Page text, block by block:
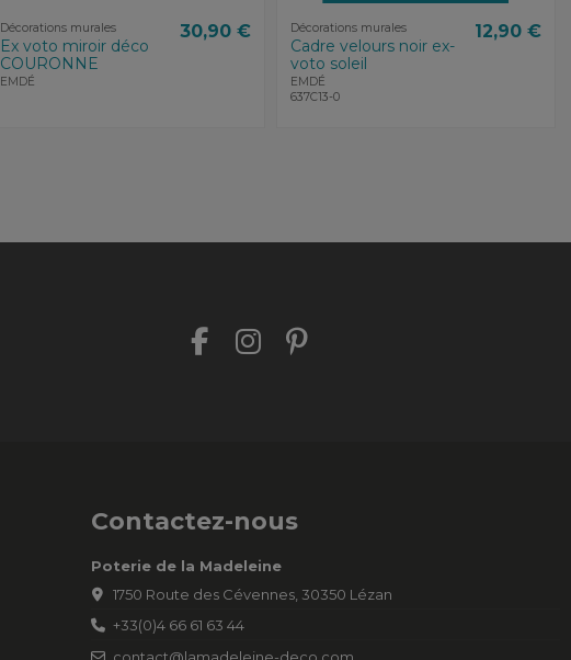
Décorations murales
Ex voto miroir déco
COURONNE
EMDÉ
30,90 € Décorations murales
Cadre velours noir ex-
voto soleil
EMDÉ
637C13-0
12,90 €
Contactez-nous
Poterie de la Madeleine
1750 Route des Cévennes, 30350 Lézan
+33(0)4 66 61 63 44
contact@lamadeleine-deco.com